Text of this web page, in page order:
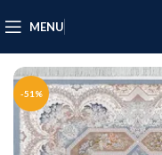
MENU
-51%